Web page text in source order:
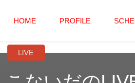
テ
HOME PROFILE
LIVE